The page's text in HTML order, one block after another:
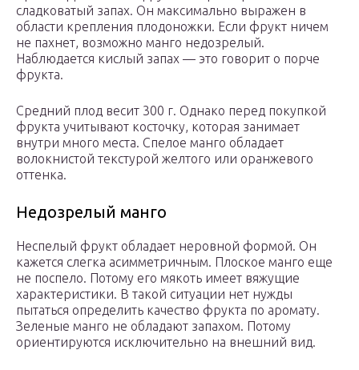
сладковатый запах. Он максимально выражен в
области крепления плодоножки. Если фрукт ничем
не пахнет, возможно манго недозрелый.
Наблюдается кислый запах — это говорит о порче
фрукта.
Средний плод весит 300 г. Однако перед покупкой
фрукта учитывают косточку, которая занимает
внутри много места. Спелое манго обладает
волокнистой текстурой желтого или оранжевого
оттенка.
Недозрелый манго
Неспелый фрукт обладает неровной формой. Он
кажется слегка асимметричным. Плоское манго еще
не поспело. Потому его мякоть имеет вяжущие
характеристики. В такой ситуации нет нужды
пытаться определить качество фрукта по аромату.
Зеленые манго не обладают запахом. Потому
ориентируются исключительно на внешний вид.